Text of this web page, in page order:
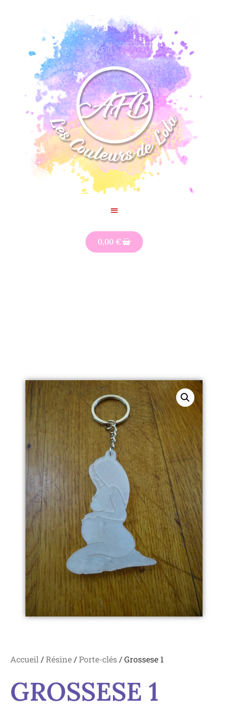
0,00 €
Accueil/Résine/Porte-clés/ Grossese 1
GROSSESE 1